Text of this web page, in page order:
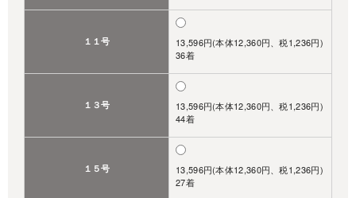
１１号
13,596円(本体12,360円、税1,236円)
36着
１３号
13,596円(本体12,360円、税1,236円)
44着
１５号
13,596円(本体12,360円、税1,236円)
27着